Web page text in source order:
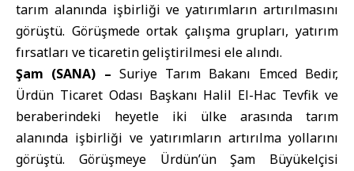
tarım alanında işbirliği ve yatırımların artırılmasını
görüştü. Görüşmede ortak çalışma grupları, yatırım
fırsatları ve ticaretin geliştirilmesi ele alındı.
Şam (SANA) – Suriye Tarım Bakanı Emced Bedir,
Ürdün Ticaret Odası Başkanı Halil El-Hac Tevfik ve
beraberindeki heyetle iki ülke arasında tarım
alanında işbirliği ve yatırımların artırılma yollarını
görüştü. Görüşmeye Ürdün’ün Şam Büyükelçisi